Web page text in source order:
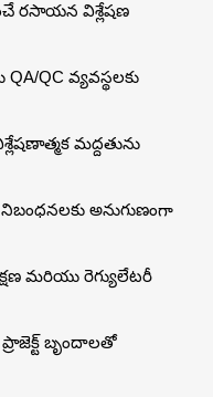
రసాయన విశ్లేషణ
QC వ్యవస్థలకు
మద్దతును
అనుగుణంగా
మరియు రెగ్యులేటరీ
బృందాలతో